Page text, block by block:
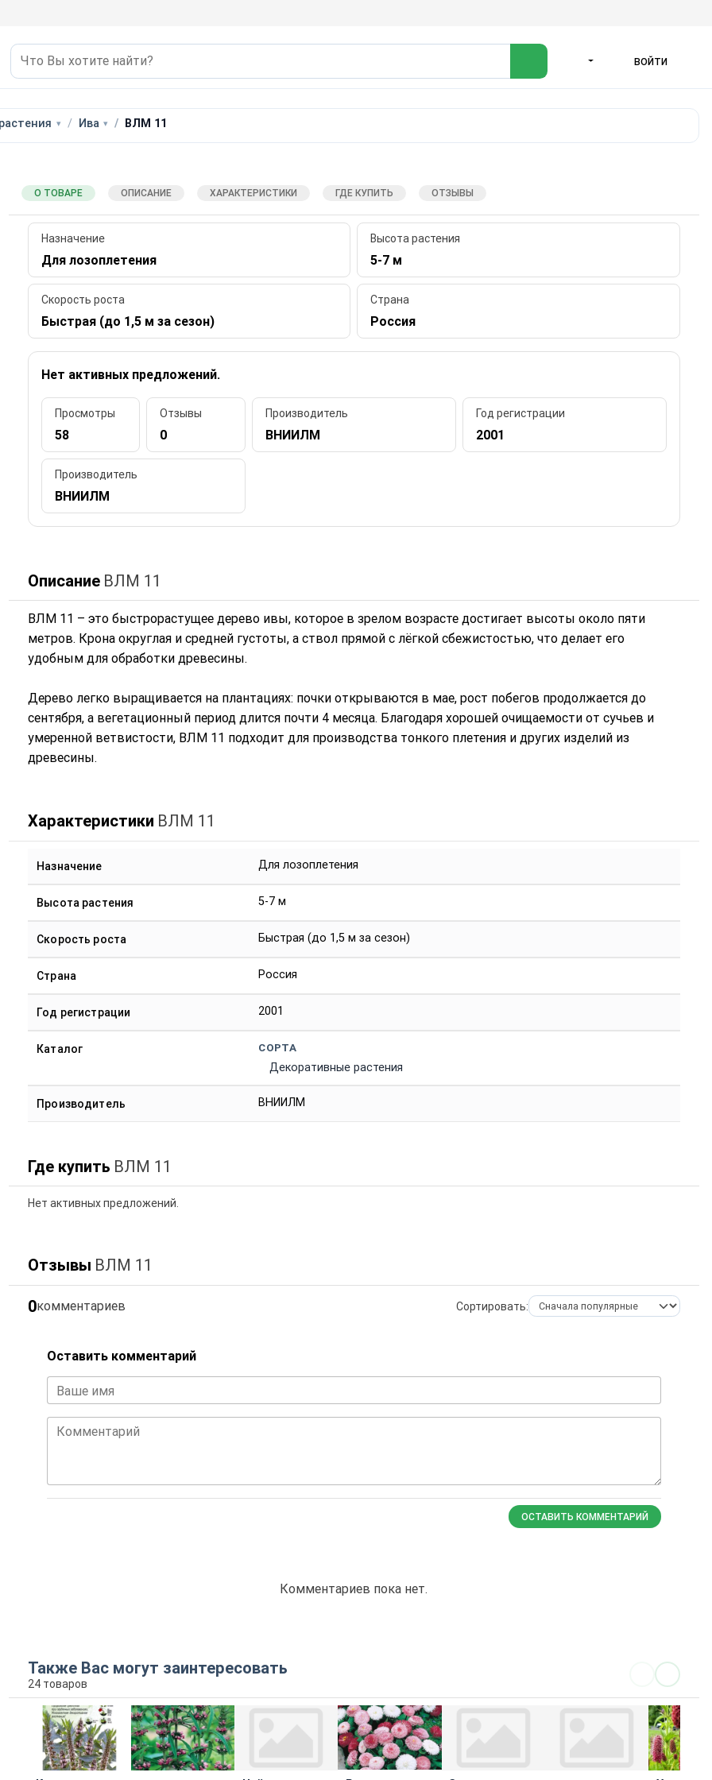
ВОЙТИ
Ива ВЛМ 11
О ТОВАРЕ ОПИСАНИЕ ХАРАКТЕРИСТИКИ ГДЕ КУПИТЬ ОТЗЫВЫ
Назначение
Для лозоплетения
Высота растения
5-7 м
Скорость роста
Быстрая (до 1,5 м за сезон)
Страна
Россия
Нет активных предложений.
Просмотры
58
Отзывы
0
Производитель
ВНИИЛМ
Год регистрации
2001
Производитель
ВНИИЛМ
Описание ВЛМ 11
ВЛМ 11 – это быстрорастущее дерево ивы, которое в зрелом возрасте достигает высоты около пяти
метров. Крона округлая и средней густоты, а ствол прямой с лёгкой сбежистостью, что делает его
удобным для обработки древесины.
Дерево легко выращивается на плантациях: почки открываются в мае, рост побегов продолжается до
сентября, а вегетационный период длится почти 4 месяца. Благодаря хорошей очищаемости от сучьев и
умеренной ветвистости, ВЛМ 11 подходит для производства тонкого плетения и других изделий из
древесины.
Характеристики ВЛМ 11
Назначение Для лозоплетения
Высота растения 5-7 м
Скорость роста Быстрая (до 1,5 м за сезон)
Страна Россия
Год регистрации 2001
Каталог СОРТА
Декоративные растения
Производитель ВНИИЛМ
Где купить ВЛМ 11
Нет активных предложений.
Отзывы ВЛМ 11
0комментариев Сортировать:
Оставить комментарий
Ваше имя
Комментарий
ОСТАВИТЬ КОММЕНТАРИЙ
Комментариев пока нет.
Также Вас могут заинтересовать
24 товаров